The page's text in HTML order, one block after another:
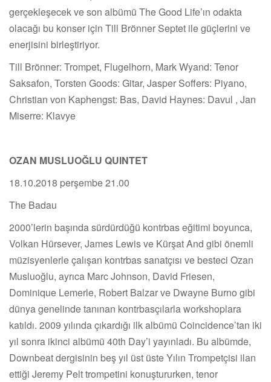
gerçekleşecek ve son albümü The Good Life’ın odakta
olacağı bu konser için Till Brönner Septet ile güçlerini ve
enerjisini birleştiriyor.
Till Brönner: Trompet, Flugelhorn, Mark Wyand: Tenor
Saksafon, Torsten Goods: Gitar, Jasper Soffers: Piyano,
Christian von Kaphengst: Bas, David Haynes: Davul , Jan
Miserre: Klavye
OZAN MUSLUOĞLU QUINTET
18.10.2018 perşembe 21.00
The Badau
2000’lerin başında sürdürdüğü kontrbas eğitimi boyunca,
Volkan Hürsever, James Lewis ve Kürşat And gibi önemli
müzisyenlerle çalışan kontrbas sanatçısı ve besteci Ozan
Musluoğlu, ayrıca Marc Johnson, David Friesen,
Dominique Lemerle, Robert Balzar ve Dwayne Burno gibi
dünya genelinde tanınan kontrbasçılarla workshoplara
katıldı. 2009 yılında çıkardığı ilk albümü Coincidence’tan iki
yıl sonra ikinci albümü 40th Day’i yayınladı. Bu albümde,
Downbeat dergisinin beş yıl üst üste Yılın Trompetçisi ilan
ettiği Jeremy Pelt trompetini konuştururken, tenor